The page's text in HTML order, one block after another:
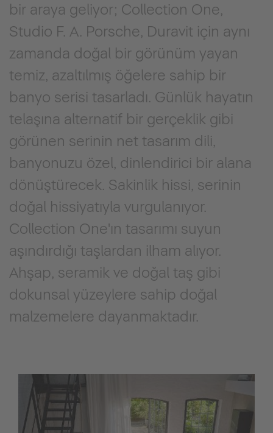
bir araya geliyor; Collection One,
Studio F. A. Porsche, Duravit için aynı
zamanda doğal bir görünüm yayan
temiz, azaltılmış öğelere sahip bir
banyo serisi tasarladı. Günlük hayatın
telaşına alternatif bir gerçeklik gibi
görünen serinin net tasarım dili,
banyonuzu özel, dinlendirici bir alana
dönüştürecek. Sakinlik hissi, serinin
doğal hissiyatıyla vurgulanıyor.
Collection One'ın tasarımı suyun
aşındırdığı taşlardan ilham alıyor.
Ahşap, seramik ve doğal taş gibi
dokunsal yüzeylere sahip doğal
malzemelere dayanmaktadır.